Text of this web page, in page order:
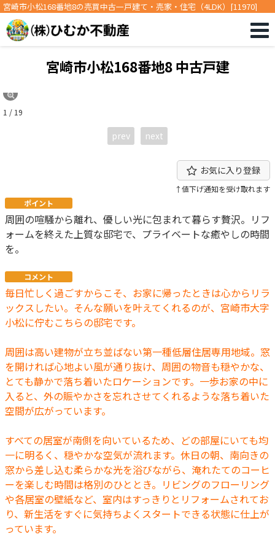
宮崎市小松168番地8の売買中古一戸建て・売家・住宅（4LDK）[11970]
宮崎市小松168番地8 中古戸建
1 / 19
prev next
お気に入り登録
↑値下げ通知を受け取れます
ポイント
周囲の喧騒から離れ、優しい光に包まれて暮らす贅沢。リフ
ォームを終えた上質な邸宅で、プライベートな癒やしの時間
を。
コメント
毎日忙しく過ごすからこそ、お家に帰ったときは心からリラ
ックスしたい。そんな願いを叶えてくれるのが、宮崎市大字
小松に佇むこちらの邸宅です。
周囲は高い建物が立ち並ばない第一種低層住居専用地域。窓
を開ければ心地よい風が通り抜け、周囲の物音も穏やかな、
とても静かで落ち着いたロケーションです。一歩お家の中に
入ると、外の賑やかさを忘れさせてくれるような落ち着いた
空間が広がっています。
すべての居室が南側を向いているため、どの部屋にいても均
一に明るく、穏やかな空気が流れます。休日の朝、南向きの
窓から差し込む柔らかな光を浴びながら、淹れたてのコーヒ
ーを楽しむ時間は格別のひととき。リビングのフローリング
や各居室の壁紙など、室内はすっきりとリフォームされてお
り、新生活をすぐに気持ちよくスタートできる状態に仕上が
っています。